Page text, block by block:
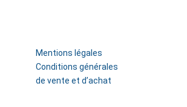
Mentions légales
Conditions générales
de vente et d’achat